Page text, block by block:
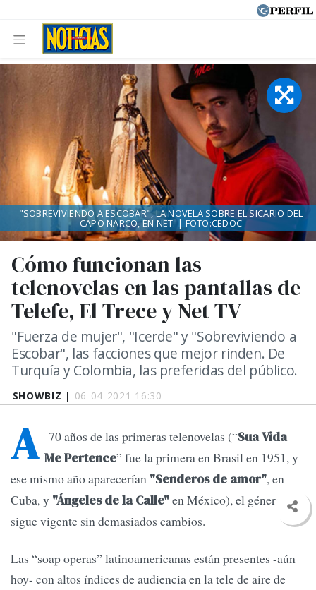
SHOWBIZ | 06-04-2021 16:30
Cómo funcionan las
telenovelas en las pantallas de
Telefe, El Trece y Net TV
"Fuerza de mujer", "Icerde" y "Sobreviviendo a
Escobar", las facciones que mejor rinden. De
Turquía y Colombia, las preferidas del público.
"SOBREVIVIENDO A ESCOBAR", LA NOVELA SOBRE EL SICARIO DEL
CAPO NARCO, EN NET. | FOTO:CEDOC
A 70 años de las primeras telenovelas (“Sua Vida
Me Pertence” fue la primera en Brasil en 1951, y
ese mismo año aparecerían "Senderos de amor", en
Cuba, y "Ángeles de la Calle"en México), el género
sigue vigente sin demasiados cambios.
Las “soap operas” latinoamericanas están presentes -aún
hoy- con altos índices de audiencia en la tele de aire de